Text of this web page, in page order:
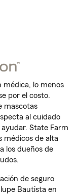
médica, lo menos
por el costo.
mascotas
al cuidado
State Farm
médicos de alta
los dueños de
de seguro
Bautista en